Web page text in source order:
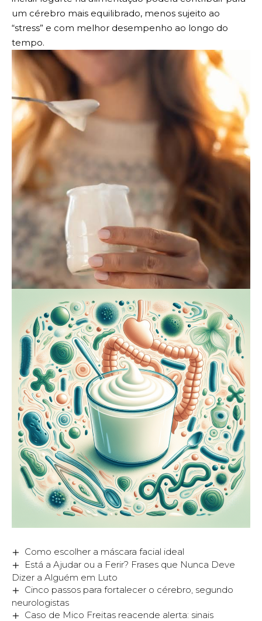
um cérebro mais equilibrado, menos sujeito ao
“stress” e com melhor desempenho ao longo do
tempo.
Como escolher a máscara facial ideal
Está a Ajudar ou a Ferir? Frases que Nunca Deve
Dizer a Alguém em Luto
Cinco passos para fortalecer o cérebro, segundo
neurologistas
Caso de Mico Freitas reacende alerta: sinais